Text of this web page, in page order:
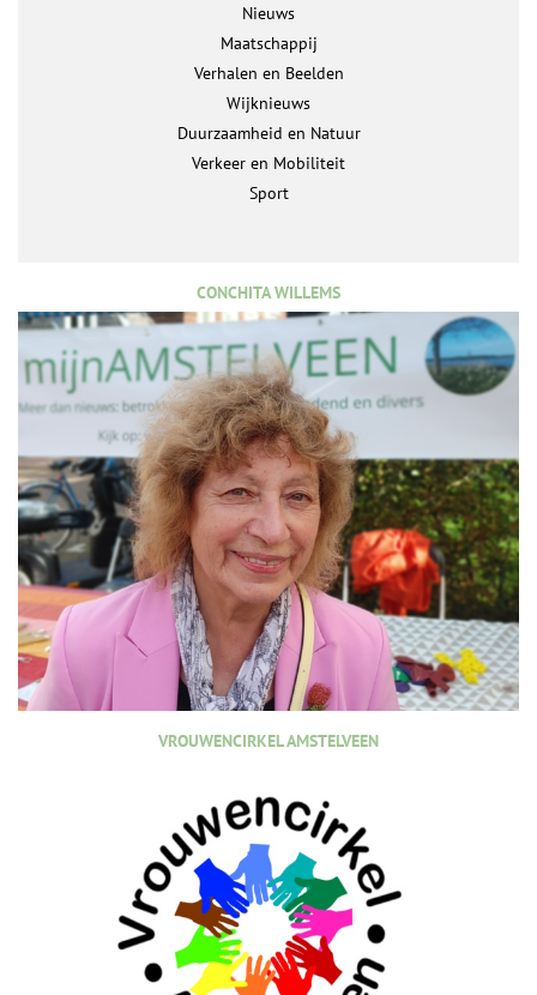
Nieuws
Maatschappij
Verhalen en Beelden
Wijknieuws
Duurzaamheid en Natuur
Verkeer en Mobiliteit
Sport
CONCHITA WILLEMS
VROUWENCIRKEL AMSTELVEEN